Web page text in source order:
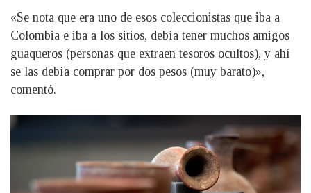
«Se nota que era uno de esos coleccionistas que iba a
Colombia e iba a los sitios, debía tener muchos amigos
guaqueros (personas que extraen tesoros ocultos), y ahí
se las debía comprar por dos pesos (muy barato)»,
comentó.